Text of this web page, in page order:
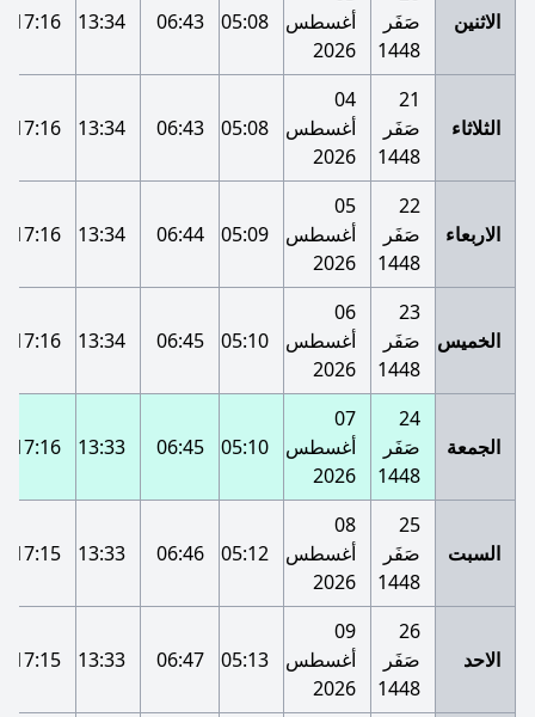
الاثنين
صَفَر
1448
أغسطس
2026
05:08
06:43
13:34
17:16
الثلاثاء
21
صَفَر
1448
04
أغسطس
2026
05:08
06:43
13:34
17:16
الاربعاء
22
صَفَر
1448
05
أغسطس
2026
05:09
06:44
13:34
17:16
الخميس
23
صَفَر
1448
06
أغسطس
2026
05:10
06:45
13:34
17:16
الجمعة
24
صَفَر
1448
07
أغسطس
2026
05:10
06:45
13:33
17:16
السبت
25
صَفَر
1448
08
أغسطس
2026
05:12
06:46
13:33
17:15
الاحد
26
صَفَر
1448
09
أغسطس
2026
05:13
06:47
13:33
17:15